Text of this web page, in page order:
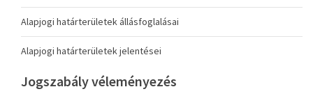
Alapjogi határterületek állásfoglalásai
Alapjogi határterületek jelentései
Jogszabály véleményezés